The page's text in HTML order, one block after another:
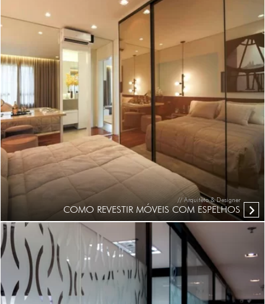
// Arquiteto & Designer
COMO REVESTIR MÓVEIS COM ESPELHOS